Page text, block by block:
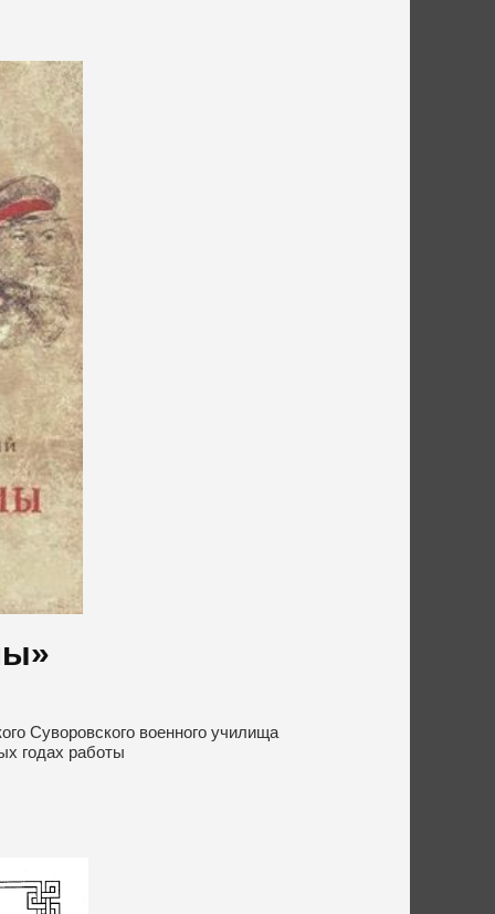
Суворовского военного училища
годах работы